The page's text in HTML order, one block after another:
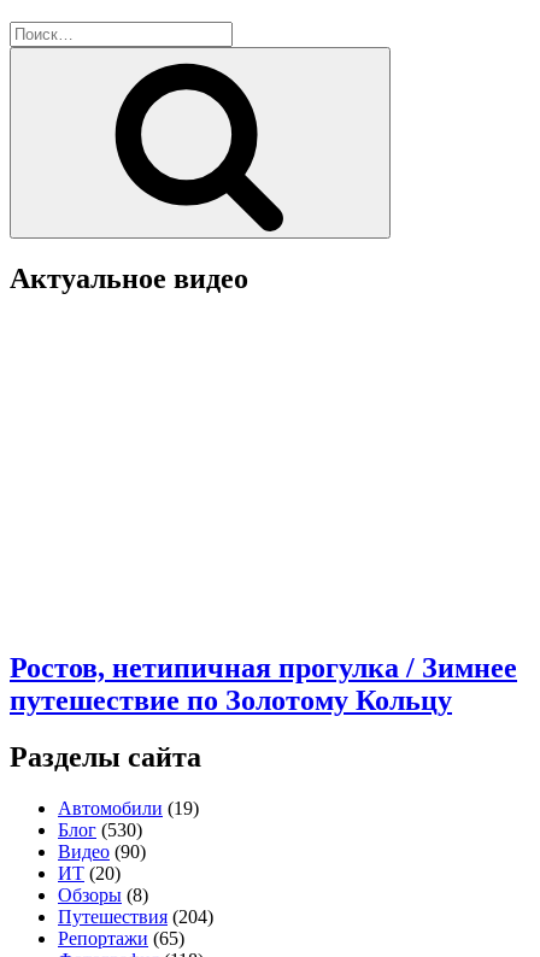
пандемию
Москва,
центр
(2020-
09-
26)»
Искать:
Актуальное видео
Ростов, нетипичная прогулка / Зимнее
путешествие по Золотому Кольцу
Разделы сайта
Автомобили (19)
Блог (530)
Видео (90)
ИТ (20)
Обзоры (8)
Путешествия (204)
Репортажи (65)